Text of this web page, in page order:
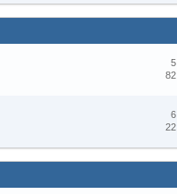
5
82
6
22